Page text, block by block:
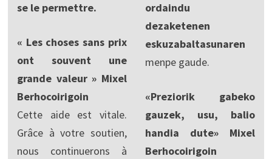
se le permettre.
« Les choses sans prix
ont souvent une
grande valeur » Mixel
Berhocoirigoin
Cette aide est vitale.
Grâce à votre soutien,
nous continuerons à
ordaindu
dezaketenen
eskuzabaltasunaren
menpe gaude.
«Preziorik gabeko
gauzek, usu, balio
handia dute» Mixel
Berhocoirigoin